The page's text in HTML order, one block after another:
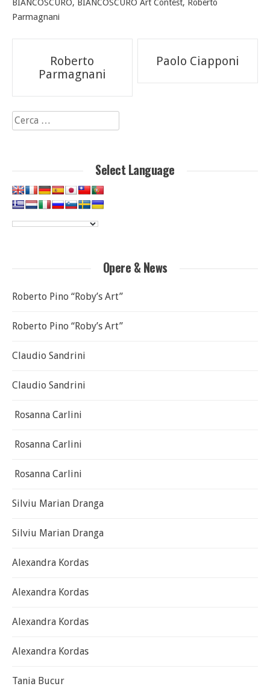
BIANCOSCURO, BIANCOSCURO Art Contest, Roberto
Parmagnani
Navigazione
articoli
Roberto
Parmagnani
Paolo Ciapponi
Ricerca
per:
Select Language
Opere & News
Roberto Pino “Roby’s Art”
Roberto Pino “Roby’s Art”
Claudio Sandrini
Claudio Sandrini
Rosanna Carlini
Rosanna Carlini
Rosanna Carlini
Silviu Marian Dranga
Silviu Marian Dranga
Alexandra Kordas
Alexandra Kordas
Alexandra Kordas
Alexandra Kordas
Tania Bucur